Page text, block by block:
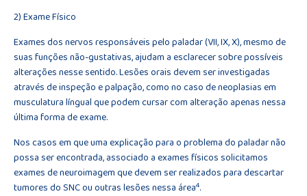
2) Exame Físico
Exames dos nervos responsáveis pelo paladar (VII, IX, X), mesmo de
suas funções não-gustativas, ajudam a esclarecer sobre possíveis
alterações nesse sentido. Lesões orais devem ser investigadas
através de inspeção e palpação, como no caso de neoplasias em
musculatura língual que podem cursar com alteração apenas nessa
última forma de exame.
Nos casos em que uma explicação para o problema do paladar não
possa ser encontrada, associado a exames físicos solicitamos
exames de neuroimagem que devem ser realizados para descartar
tumores do SNC ou outras lesões nessa área4.